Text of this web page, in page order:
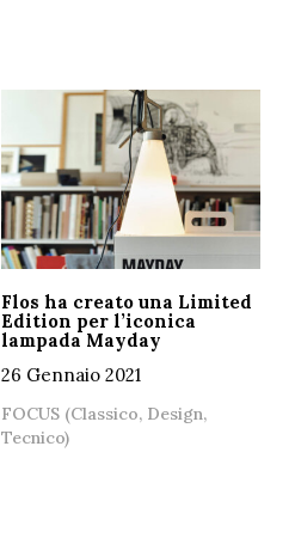
Flos ha creato una Limited
Edition per l’iconica
lampada Mayday
26 Gennaio 2021
FOCUS (Classico, Design,
Tecnico)